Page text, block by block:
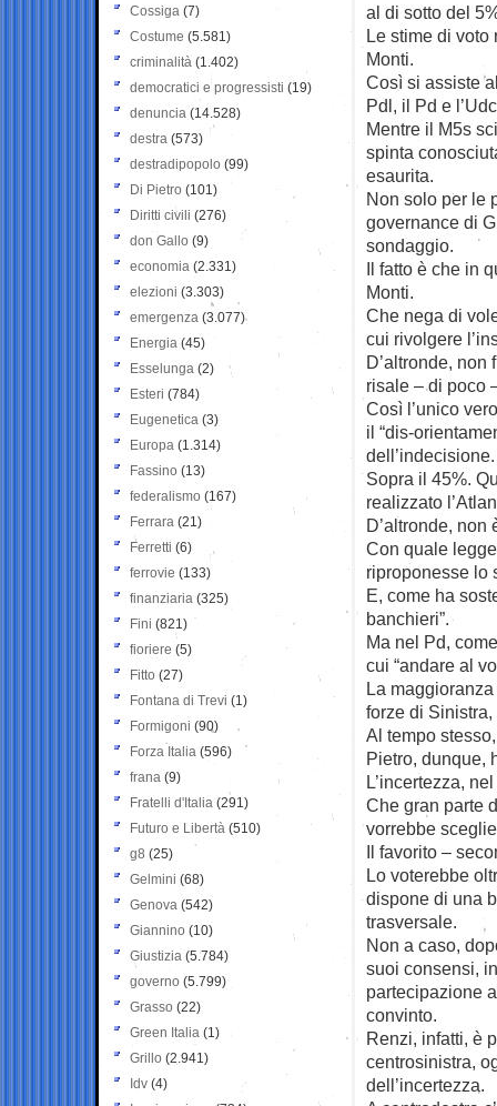
al di sotto del
Le stime di
Monti.
Così si assiste
Pdl, il Pd e
Mentre il M5s
spinta
esaurita.
Non solo per le
governance di
sondaggio.
Il fatto è che in
Monti.
Che nega di
cui rivolgere
D’altronde, non
risale – di poco
Così l’unico
il “dis-
dell’indecisione.
Sopra il 45%.
realizzato
D’altronde, non
Con quale
riproponesse lo
E, come ha
banchieri”.
Ma nel Pd,
cui “andare al
La
forze di Sinistra,
Al tempo
Pietro, dunque,
L’incertezza,
Che gran
vorrebbe
Il favorito –
Lo voterebbe
dispone di una
trasversale.
Non a caso,
suoi consensi,
partecipazione
convinto.
Renzi, infatti, è
centrosinistra,
dell’incertezza.
Cossiga (7)
Costume (5.581)
criminalità (1.402)
democratici e progressisti (19)
denuncia (14.528)
destra (573)
destradipopolo (99)
Di Pietro (101)
Diritti civili (276)
don Gallo (9)
economia (2.331)
elezioni (3.303)
emergenza (3.077)
Energia (45)
Esselunga (2)
Esteri (784)
Eugenetica (3)
Europa (1.314)
Fassino (13)
federalismo (167)
Ferrara (21)
Ferretti (6)
ferrovie (133)
finanziaria (325)
Fini (821)
fioriere (5)
Fitto (27)
Fontana di Trevi (1)
Formigoni (90)
Forza Italia (596)
frana (9)
Fratelli d'Italia (291)
Futuro e Libertà (510)
g8 (25)
Gelmini (68)
Genova (542)
Giannino (10)
Giustizia (5.784)
governo (5.799)
Grasso (22)
Green Italia (1)
Grillo (2.941)
Idv (4)